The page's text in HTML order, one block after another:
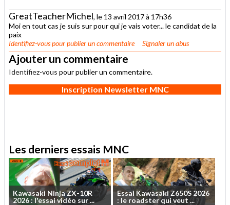
GreatTeacherMichel, le 13 avril 2017 à 17h36
Moi en tout cas je suis sur pour qui je vais voter... le candidat de la
paix
Identifiez-vouspour publier un commentaire Signaler un abus
Ajouter un commentaire
Identifiez-vous pour publier un commentaire.
Inscription Newsletter MNC
Les derniers essais MNC
Kawasaki NinjaZX-10R
2026: l'essaividéo sur...
Essai KawasakiZ650S 2026
: le roadsterquiveut ...